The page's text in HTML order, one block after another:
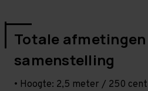
Totale afmetingen
samenstelling
• Hoogte: 2,5 meter / 250